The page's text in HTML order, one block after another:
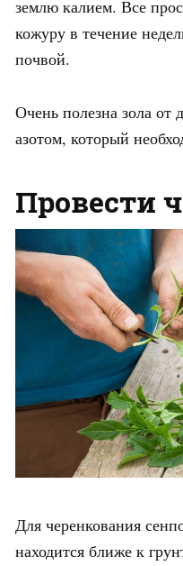
землю калием. Все
кожуру в течение
почвой.
Очень полезна зола
азотом, который
Провести
Для черенкования
находится ближе к